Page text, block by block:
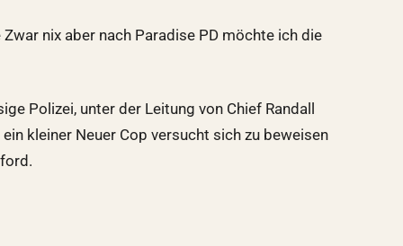
nix aber nach Paradise PD möchte ich die
Polizei, unter der Leitung von Chief Randall
kleiner Neuer Cop versucht sich zu beweisen